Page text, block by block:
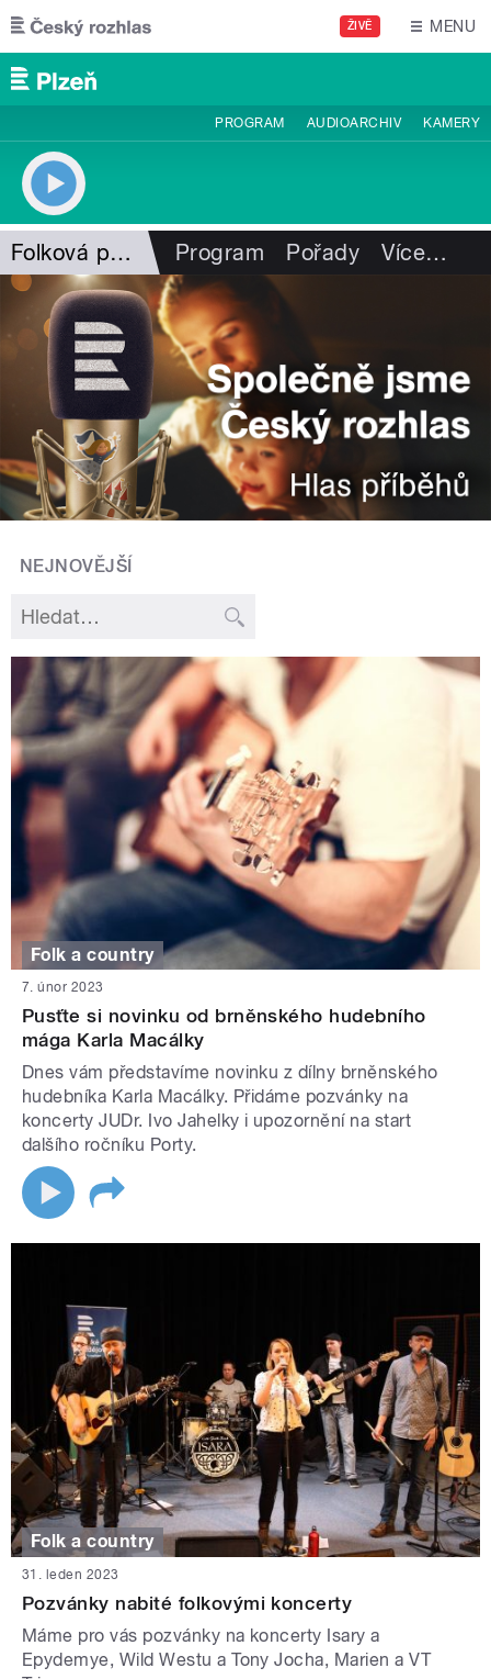
Přejít k hlavnímu obsahu
ŽIVĚ MENU
PROGRAM AUDIOARCHIV KAMERY
Folková pohlazení Program Pořady Více…
NEJNOVĚJŠÍ
Folk a country
7. únor 2023
Pusťte si novinku od brněnského hudebního
mága Karla Macálky
Dnes vám představíme novinku z dílny brněnského
hudebníka Karla Macálky. Přidáme pozvánky na
koncerty JUDr. Ivo Jahelky i upozornění na start
dalšího ročníku Porty.
Folk a country
31. leden 2023
Pozvánky nabité folkovými koncerty
Máme pro vás pozvánky na koncerty Isary a
Epydemye, Wild Westu a Tony Jocha, Marien a VT